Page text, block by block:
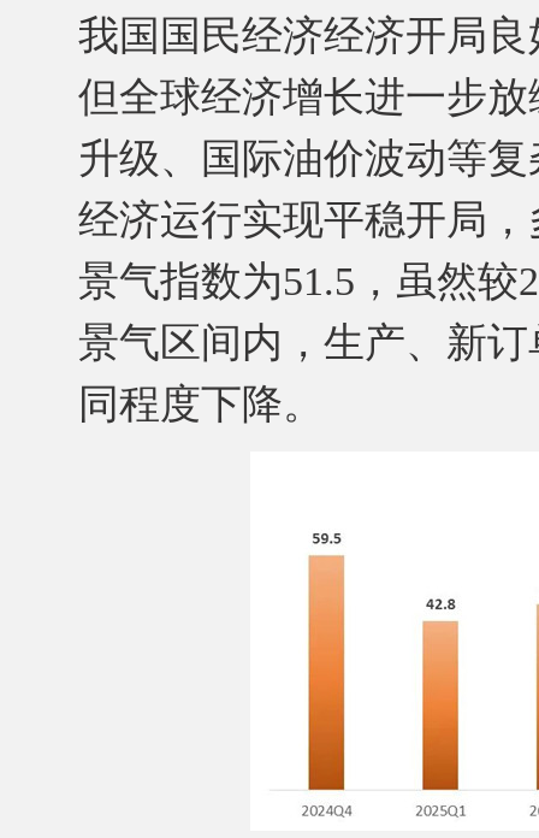
我国国民经济经济开局
但全球经济增长进一步
升级、国际油价波动等
经济运行实现平稳开局
景气指数为51.5，虽然较
景气区间内，生产、新
同程度下降。